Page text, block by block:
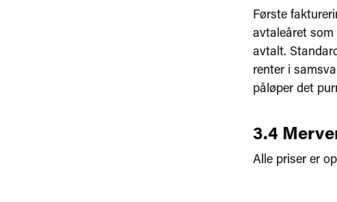
Første
avtaleåret som
avtalt.
renter i
påløper det
3.4
Alle priser er